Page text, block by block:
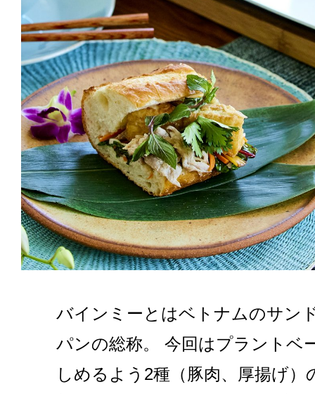
バインミーとはベトナムのサン
パンの総称。 今回はプラントベ
しめるよう2種（豚肉、厚揚げ）